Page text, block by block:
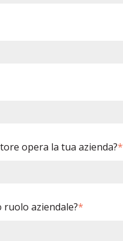
opera la tua azienda?*
ruolo aziendale?*